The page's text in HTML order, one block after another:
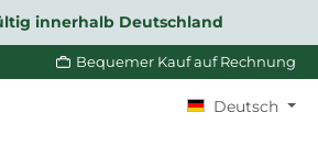
innerhalb Deutschland
Bequemer Kauf auf Rechnung
Deutsch